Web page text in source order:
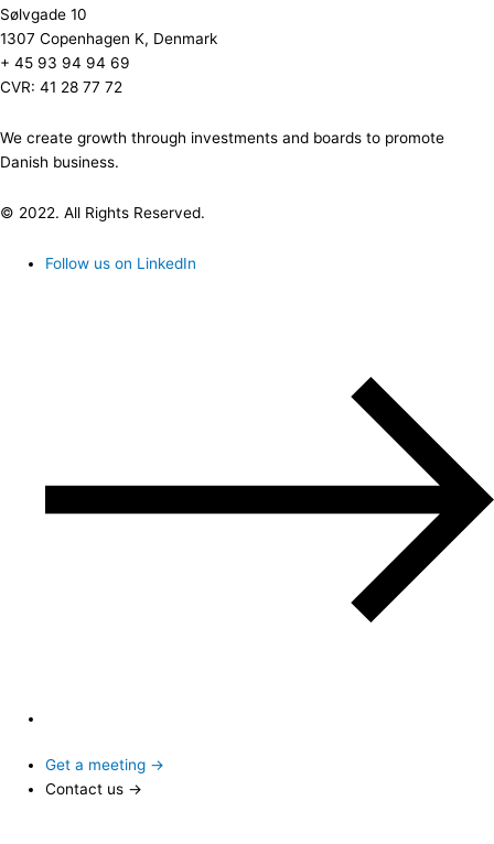
Sølvgade 10
1307 Copenhagen K, Denmark
+ 45 93 94 94 69
CVR: 41 28 77 72
We create growth through investments and boards to promote
Danish business.
© 2022. All Rights Reserved.
Follow us on LinkedIn
Get a meeting →
Contact us →